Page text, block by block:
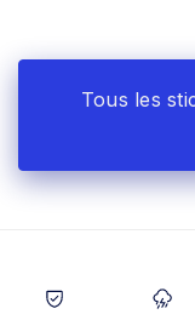
Tous les